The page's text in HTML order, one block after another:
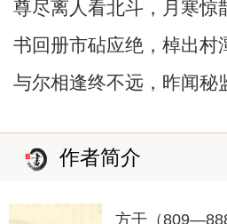
尊尽离人看北斗，月寒惊
书回册市砧应绝，棹出村
与尔相逢终不远，昨闻秘
作者简介
方干（